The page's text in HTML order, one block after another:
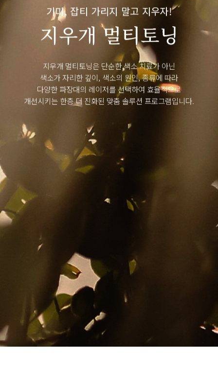
스캐폴드 눈가 실리프팅
스킨부스터
섬유아세포강화술
리텐 부스터
필러/보톡스
디자인 필러
디자인 보톡스
기미, 잡티 가리지 말고 지우자!
지우개 멀티토닝
지우개 멀티토닝은 단순한 색소 치료가 아닌
색소가 자리한 깊이, 색소의 원인, 종류에 따라
다양한 파장대의 레이저를 선택하여 효율적으로
개선시키는 한층 더 진화된 맞춤 솔루션 프로그램입니다.